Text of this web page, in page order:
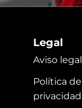
Legal
Aviso legal
Política de
privacidad